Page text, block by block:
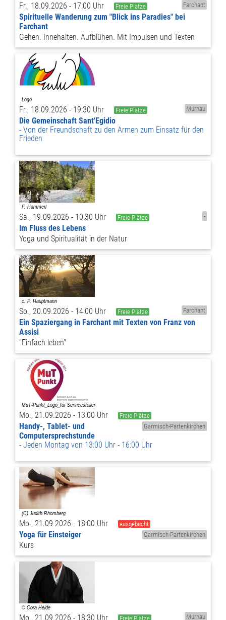
Fr., 18.09.2026 - 17:00 Uhr Freie Plätze Farchant
Spirituelle Wanderung zum "Blick ins Paradies" bei
Farchant
Gehen. Innehalten. Aufblühen. Mit Impulsen und Texten
Fr., 18.09.2026 - 19:30 Uhr Freie Plätze Murnau
Die Gemeinschaft Sant'Egidio
Von der Freundschaft zu den Armen zum Einsatz für den
Frieden
Sa., 19.09.2026 - 10:30 Uhr Freie Plätze -
Im Fluss des Lebens
Yoga und Spiritualität in der Natur
So., 20.09.2026 - 14:00 Uhr Freie Plätze Farchant
Ein Spaziergang in Farchant mit Texten von Franz von
Assisi
"Einfach leben"
Mo., 21.09.2026 - 13:00 Uhr
Freie Plätze
Garmisch-Partenkirchen
Handy-, Tablet- und
Computersprechstunde
Jeden Montag von 13:00 Uhr - 16:00 Uhr
Mo., 21.09.2026 - 18:00 Uhr
ausgebucht
Garmisch-Partenkirchen
Yoga für Einsteiger
Kurs
Mo., 21.09.2026 - 18:30 Uhr Freie Plätze Murnau